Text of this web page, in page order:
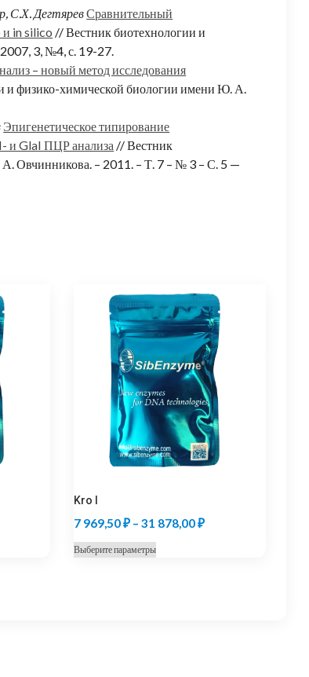
С.Х. ДегтяревСравнительный
in silico // Вестник биотехнологии и
3, №4, с. 19-27.
– новый метод исследования
и физико-химической биологии имени Ю. А.
Эпигенетическое типирование
и GlaI ПЦР анализа // Вестник
Овчинникова. – 2011. – Т. 7 – № 3 – С. 5 —
Kro I
7 969,50₽ – 31 878,00₽Диапазон
Выберите параметрыЭтот